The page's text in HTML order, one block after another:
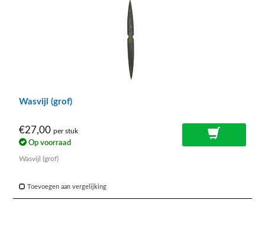
Wasvijl (grof)
€27,00 per stuk
Op voorraad
Wasvijl (grof)
Toevoegen aan vergelijking